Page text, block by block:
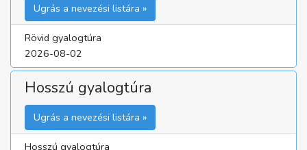
Ugrás a nevezési listára »
Rövid gyalogtúra
2026-08-02
Hosszú gyalogtúra
Ugrás a nevezési listára »
Hosszú gyalogtúra